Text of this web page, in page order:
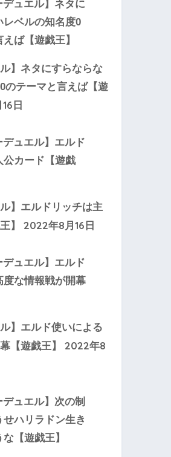
】ネタにすらならな
のテーマと言えば【遊
日
】エルドリッチは主
】 2022年8月16日
】エルド使いによる
【遊戯王】 2022年8